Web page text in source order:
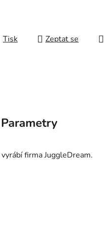
Tisk Zeptat se
Parametry
firma JuggleDream.